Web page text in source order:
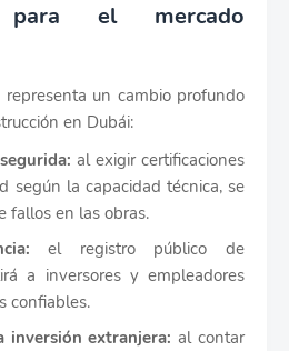
para el mercado
representa un cambio profundo
en Dubái:
al exigir certificaciones
según la capacidad técnica, se
fallos en las obras.
el registro público de
a inversores y empleadores
confiables.
inversión extranjera:al contar